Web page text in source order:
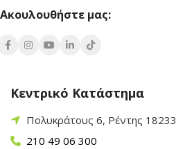
Ακουλουθήστε μας:
Κεντρικό Κατάστημα
Πολυκράτους 6, Ρέντης 18233
210 49 06 300